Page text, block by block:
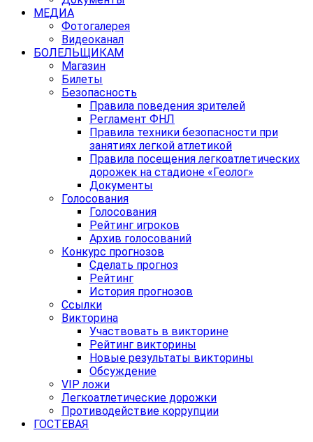
МЕДИА
Фотогалерея
Видеоканал
БОЛЕЛЬЩИКАМ
Магазин
Билеты
Безопасность
Правила поведения зрителей
Регламент ФНЛ
Правила техники безопасности при
занятиях легкой атлетикой
Правила посещения легкоатлетических
дорожек на стадионе «Геолог»
Документы
Голосования
Голосования
Рейтинг игроков
Архив голосований
Конкурс прогнозов
Сделать прогноз
Рейтинг
История прогнозов
Ссылки
Викторина
Участвовать в викторине
Рейтинг викторины
Новые результаты викторины
Обсуждение
VIP ложи
Легкоатлетические дорожки
Противодействие коррупции
ГОСТЕВАЯ